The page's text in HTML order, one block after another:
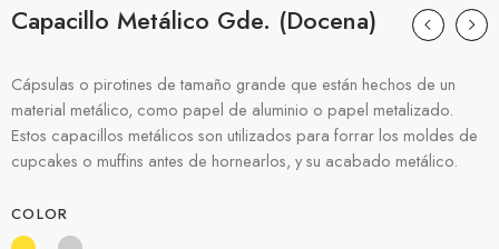
Capacillo Metálico Gde. (Docena)
Cápsulas o pirotines de tamaño grande que están hechos de un
material metálico, como papel de aluminio o papel metalizado.
Estos capacillos metálicos son utilizados para forrar los moldes de
cupcakes o muffins antes de hornearlos, y su acabado metálico.
COLOR